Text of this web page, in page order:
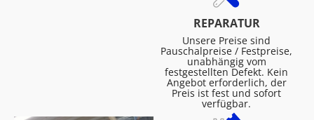
REPARATUR
Unsere Preise sind
Pauschalpreise / Festpreise,
unabhängig vom
festgestellten Defekt. Kein
Angebot erforderlich, der
Preis ist fest und sofort
verfügbar.